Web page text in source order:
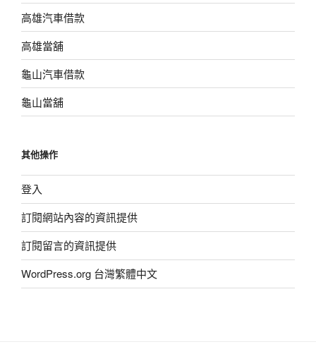
高雄汽車借款
高雄當舖
龜山汽車借款
龜山當舖
其他操作
登入
訂閱網站內容的資訊提供
訂閱留言的資訊提供
WordPress.org 台灣繁體中文